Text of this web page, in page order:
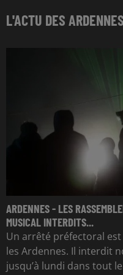
L'ACTU DES ARDENNES
ARDENNES - LES
MUSICAL INTERDITS...
Un arrêté préfectoral
les Ardennes. Il interdit
jusqu’à lundi dans tout